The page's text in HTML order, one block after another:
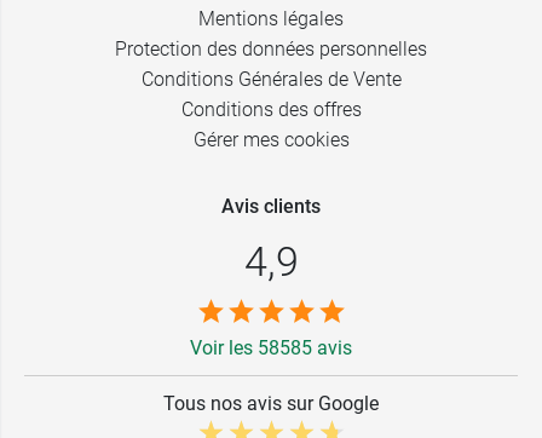
Mentions légales
Protection des données personnelles
Conditions Générales de Vente
Conditions des offres
Gérer mes cookies
Avis clients
4,9
Voir les 58585 avis
Tous nos avis sur Google